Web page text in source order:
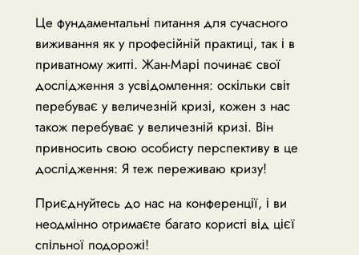
Це фундаментальні питання для сучасного
виживання як у професійній практиці, так і в
приватному житті. Жан-Марі починає свої
дослідження з усвідомлення: оскільки світ
перебуває у величезній кризі, кожен з нас
також перебуває у величезній кризі. Він
привносить свою особисту перспективу в це
дослідження: Я теж переживаю кризу!
Приєднуйтесь до нас на конференції, і ви
неодмінно отримаєте багато користі від цієї
спільної подорожі!